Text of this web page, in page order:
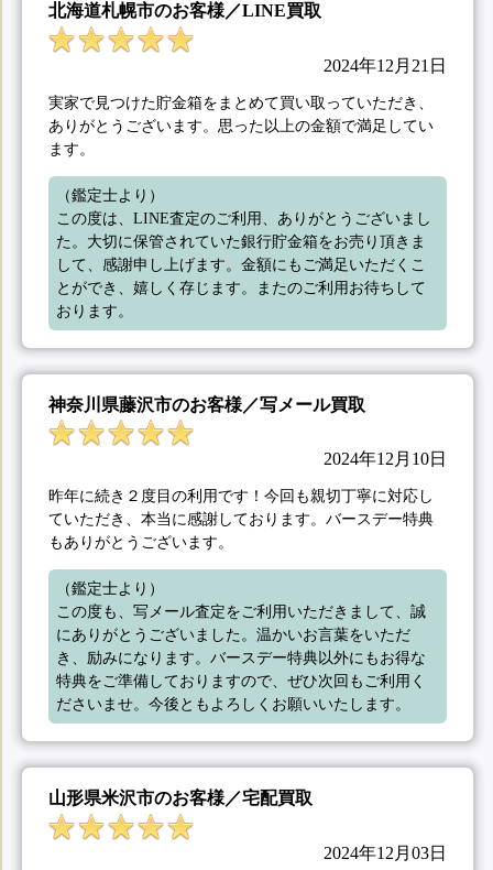
北海道札幌市のお客様／LINE買取
2024年12月21日
実家で見つけた貯金箱をまとめて買い取っていただき、
ありがとうございます。思った以上の金額で満足してい
ます。
（鑑定士より）
この度は、LINE査定のご利用、ありがとうございまし
た。大切に保管されていた銀行貯金箱をお売り頂きま
して、感謝申し上げます。金額にもご満足いただくこ
とができ、嬉しく存じます。またのご利用お待ちして
おります。
神奈川県藤沢市のお客様／写メール買取
2024年12月10日
昨年に続き２度目の利用です！今回も親切丁寧に対応し
ていただき、本当に感謝しております。バースデー特典
もありがとうございます。
（鑑定士より）
この度も、写メール査定をご利用いただきまして、誠
にありがとうございました。温かいお言葉をいただ
き、励みになります。バースデー特典以外にもお得な
特典をご準備しておりますので、ぜひ次回もご利用く
ださいませ。今後ともよろしくお願いいたします。
山形県米沢市のお客様／宅配買取
2024年12月03日